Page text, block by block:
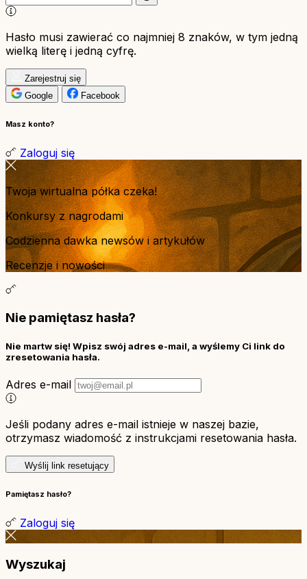
Hasło musi zawierać co najmniej 8 znaków, w tym jedną
wielką literę i jedną cyfrę.
Zarejestruj się
Google
Facebook
Masz konto?
Zaloguj się
Twoja wirtualna półka czeka!
Konkursy z nagrodami
Codzienna dawka newsów i artykułów
Recenzje i nowości
Nie pamiętasz hasła?
Nie martw się! Wpisz swój adres e-mail, a wyślemy Ci link do
zresetowania hasła.
Adres e-mail
Jeśli podany adres e-mail istnieje w naszej bazie,
otrzymasz wiadomość z instrukcjami resetowania hasła.
Wyślij link resetujący
Pamiętasz hasło?
Zaloguj się
Wyszukaj